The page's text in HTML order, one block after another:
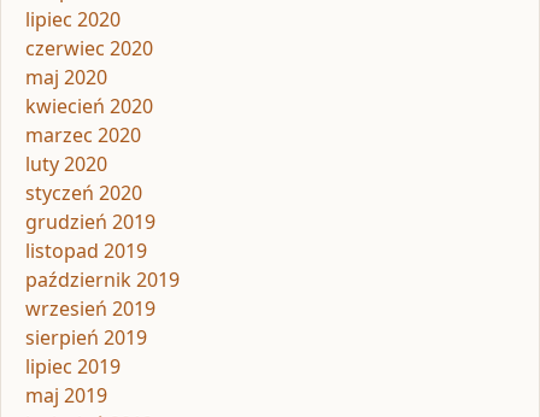
lipiec 2020
czerwiec 2020
maj 2020
kwiecień 2020
marzec 2020
luty 2020
styczeń 2020
grudzień 2019
listopad 2019
październik 2019
wrzesień 2019
sierpień 2019
lipiec 2019
maj 2019